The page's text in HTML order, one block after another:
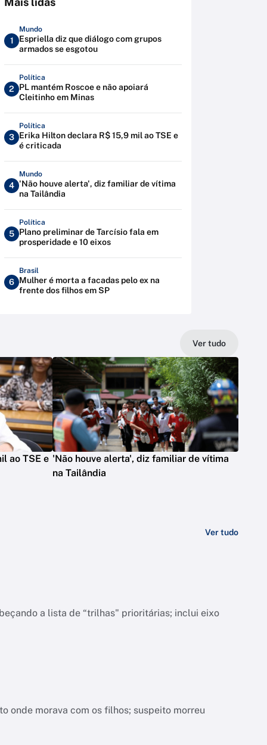
1
Mundo
Espriella diz que diálogo com grupos
armados se esgotou
2
Política
PL mantém Roscoe e não apoiará
Cleitinho em Minas
3
Política
Erika Hilton declara R$ 15,9 mil ao TSE e
é criticada
4
Mundo
'Não houve alerta', diz familiar de vítima
na Tailândia
5
Política
Plano preliminar de Tarcísio fala em
prosperidade e 10 eixos
6
Brasil
Mulher é morta a facadas pelo ex na
frente dos filhos em SP
Ver tudo
ao TSE e 'Não houve alerta', diz familiar de vítima
na Tailândia
Ver tudo
a lista de “trilhas" prioritárias; inclui eixo
onde morava com os filhos; suspeito morreu